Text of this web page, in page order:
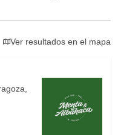
Ver resultados en el mapa